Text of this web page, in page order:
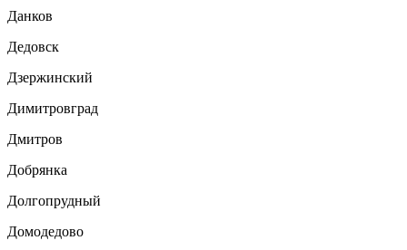
Данков
Дедовск
Дзержинский
Димитровград
Дмитров
Добрянка
Долгопрудный
Домодедово